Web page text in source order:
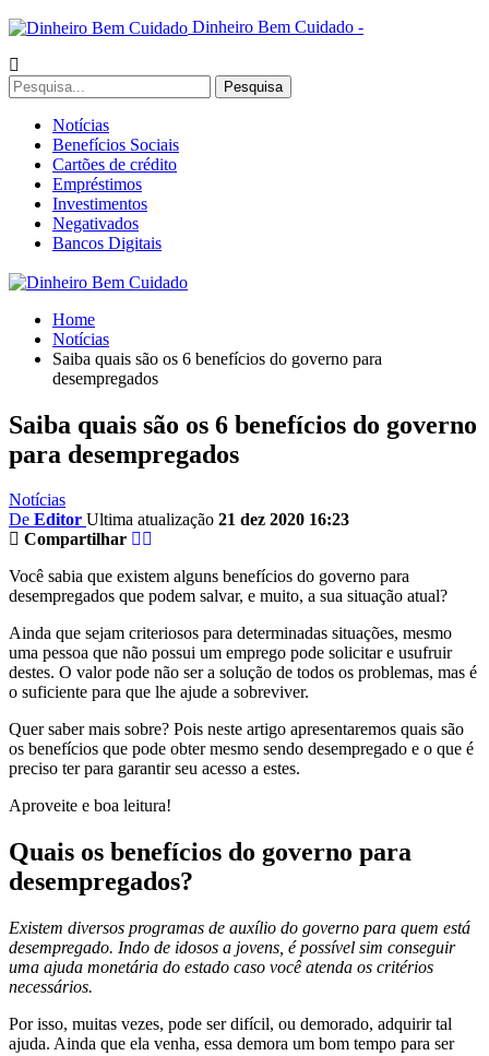
Dinheiro Bem Cuidado -
Notícias
Benefícios Sociais
Cartões de crédito
Empréstimos
Investimentos
Negativados
Bancos Digitais
Home
Notícias
Saiba quais são os 6 benefícios do governo para
desempregados
Saiba quais são os 6 benefícios do governo
para desempregados
Notícias
De Editor Ultima atualização 21 dez 2020 16:23
Compartilhar
Você sabia que existem alguns benefícios do governo para
desempregados que podem salvar, e muito, a sua situação atual?
Ainda que sejam criteriosos para determinadas situações, mesmo
uma pessoa que não possui um emprego pode solicitar e usufruir
destes. O valor pode não ser a solução de todos os problemas, mas é
o suficiente para que lhe ajude a sobreviver.
Quer saber mais sobre? Pois neste artigo apresentaremos quais são
os benefícios que pode obter mesmo sendo desempregado e o que é
preciso ter para garantir seu acesso a estes.
Aproveite e boa leitura!
Quais os benefícios do governo para
desempregados?
Existem diversos programas de auxílio do governo para quem está
desempregado. Indo de idosos a jovens, é possível sim conseguir
uma ajuda monetária do estado caso você atenda os critérios
necessários.
Por isso, muitas vezes, pode ser difícil, ou demorado, adquirir tal
ajuda. Ainda que ela venha, essa demora um bom tempo para ser